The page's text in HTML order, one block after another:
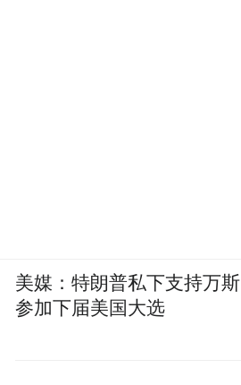
美媒：特朗普私下支持万斯
参加下届美国大选